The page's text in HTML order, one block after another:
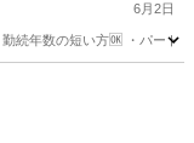
6月2日
勤続年数の短い方🆗 ・パー